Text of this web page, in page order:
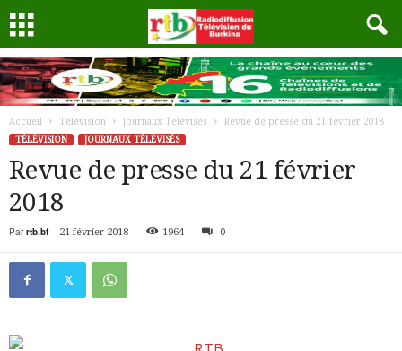
Accueil Télévision Journaux Télévisés
Revue de presse du 21 février 2018
TÉLÉVISION
JOURNAUX TÉLÉVISÉS
Revue de presse du 21 février
2018
Par rtb.bf- 21 février 2018 1964 0